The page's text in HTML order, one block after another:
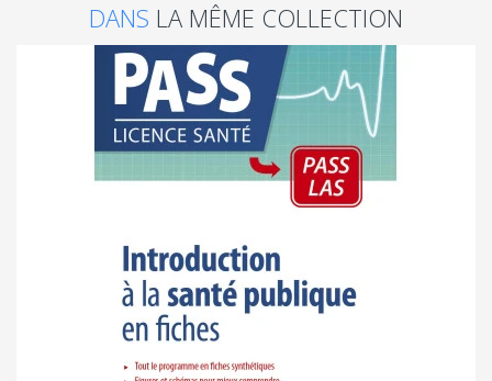
DANS LA MÊME COLLECTION